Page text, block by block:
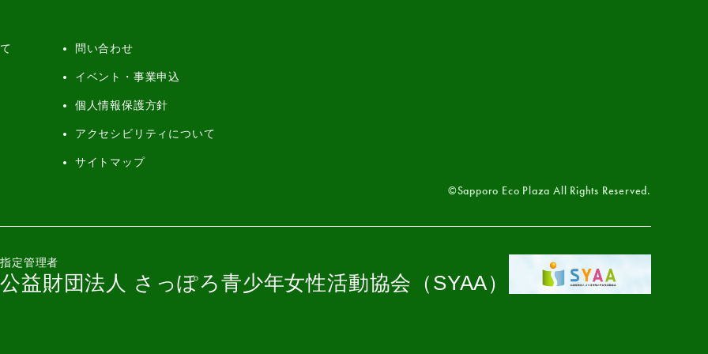
問い合わせ
イベント・事業申込
個人情報保護方針
アクセシビリティについて
サイトマップ
©Sapporo Eco Plaza All Rights Reserved.
指定管理者
公益財団法人 さっぽろ青少年女性活動協会（SYAA）